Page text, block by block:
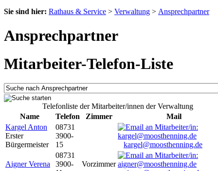
Sie sind hier: Rathaus & Service > Verwaltung > Ansprechpartner
Ansprechpartner
Mitarbeiter-Telefon-Liste
Telefonliste der Mitarbeiter/innen der Verwaltung
Name
Telefon Zimmer
Mail
Kargel Anton
Erster
Bürgermeister
08731
3900-
15
kargel@moosthenning.de
Aigner Verena
08731
3900-
Vorzimmer